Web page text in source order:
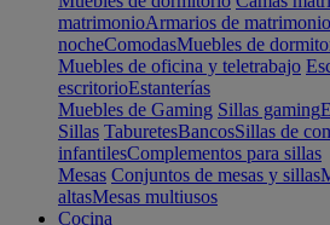
matrimonioArmarios de matrimonio
nocheComodasMuebles de
Muebles de oficina y teletrabajo
escritorioEstanterías
Muebles de Gaming Sillas gaming
Sillas TaburetesBancosSillas de
infantilesComplementos para sillas
Mesas Conjuntos de mesas y sillas
altasMesas multiusos
Cocina